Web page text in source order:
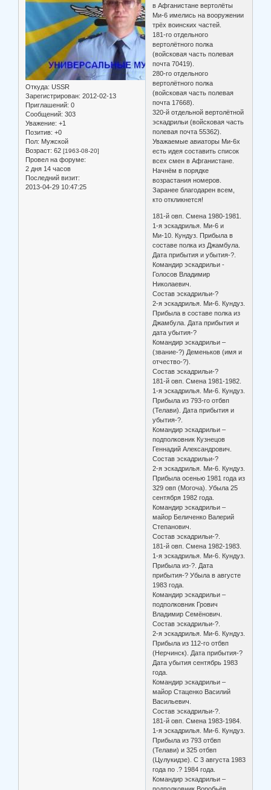
Откуда: USSR
Зарегистрирован: 2012-02-13
Приглашений: 0
Сообщений: 303
Уважение: +1
Позитив: +0
Пол: Мужской
Возраст: 62 [1963-08-20]
Провел на форуме:
2 дня 14 часов
Последний визит:
2013-04-29 10:47:25
в Афганистане вертолёты
Ми-6 имелись на вооружении
трёх воинских частей.
181-го отдельного
вертолётного полка
(войсковая часть полевая
почта 70419).
280-го отдельного
вертолётного полка
(войсковая часть полевая
почта 17668).
320-й отдельной вертолётной
эскадрильи (войсковая часть
полевая почта 55362).
Уважаемые авиаторы Ми-6х
есть идея составить список
всех смен в Афганистане.
Начнём в порядке
возрастания номеров.
Заранее благодарен всем,
кто откликнется!
181-й овп. Смена 1980-1981.
1-я эскадрилья. Ми-6 и
Ми-10. Кундуз. Прибыла в
составе полка из Джамбула.
Дата прибытия и убытия-?.
Командир эскадрильи -
Голосов Владимир
Николаевич.
Состав эскадрильи-?
2-я эскадрилья. Ми-6. Кундуз.
Прибыла в составе полка из
Джамбула. Дата прибытия и
дата убытия-?
Командир эскадрильи –
(звание-?) Деменьков (имя и
отчество-?).
Состав эскадрильи-?
181-й овп. Смена 1981-1982.
1-я эскадрилья. Ми-6. Кундуз.
Прибыла из 793-го отбвп
(Телави). Дата прибытия и
убытия-?.
Командир эскадрильи –
подполковник Кузнецов
Геннадий Александрович.
Состав эскадрильи-?
2-я эскадрилья. Ми-6. Кундуз.
Прибыла осенью 1981 года из
329 овп (Могоча). Убыла 25
сентября 1982 года.
Командир эскадрильи –
майор Беличенко Валерий
Степанович.
Состав эскадрильи-?.
181-й овп. Смена 1982-1983.
1-я эскадрилья. Ми-6. Кундуз.
Прибыла из-?. Дата
прибытия-? Убыла в августе
1983 года.
Командир эскадрильи –
подполковник Грович
Владимир Семёнович.
Состав эскадрильи-?.
2-я эскадрилья. Ми-6. Кундуз.
Прибыла из 112-го отбвп
(Нерчинск). Дата прибытия-?
Дата убытия сентябрь 1983
года.
Командир эскадрильи –
майор Стаценко Василий
Васильевич.
Состав эскадрильи-?.
181-й овп. Смена 1983-1984.
1-я эскадрилья. Ми-6. Кундуз.
Прибыла из 793 отбвп
(Телави) и 325 отбвп
(Цулукидзе). С 3 августа 1983
года по .? 1984 года.
Командир эскадрильи –
подполковник Воробьёв